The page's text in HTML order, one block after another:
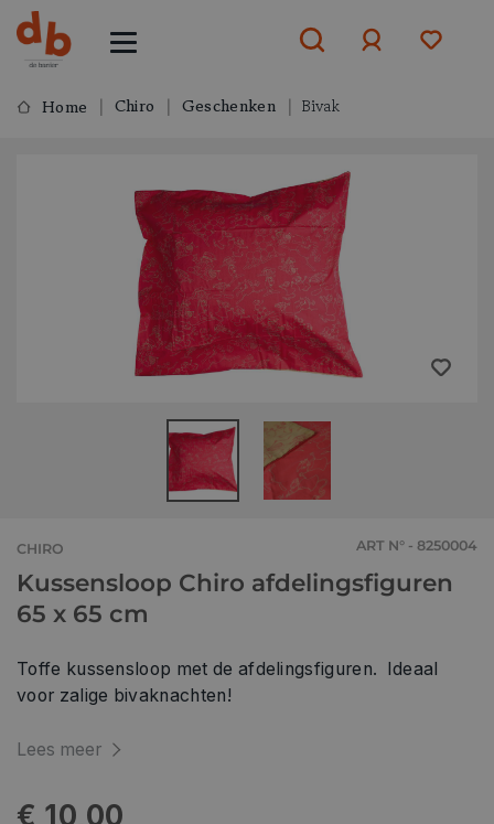
ofaanmelden
Home Chiro Geschenken Bivak
CHIRO ART N° - 8250004
Kussensloop Chiro afdelingsfiguren
65 x 65 cm
Toffe kussensloop met de afdelingsfiguren. Ideaal
voor zalige bivaknachten!
Lees meer
€ 10,00